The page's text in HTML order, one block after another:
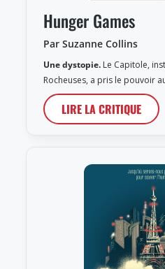
Hunger Games
Par Suzanne Collins
Une dystopie. Le Capitole,
Rocheuses, a pris le pouvoir
LIRE LA CRITIQUE